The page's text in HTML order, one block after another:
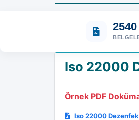
2540
Iso 22000
Örnek PDF
Iso 22000